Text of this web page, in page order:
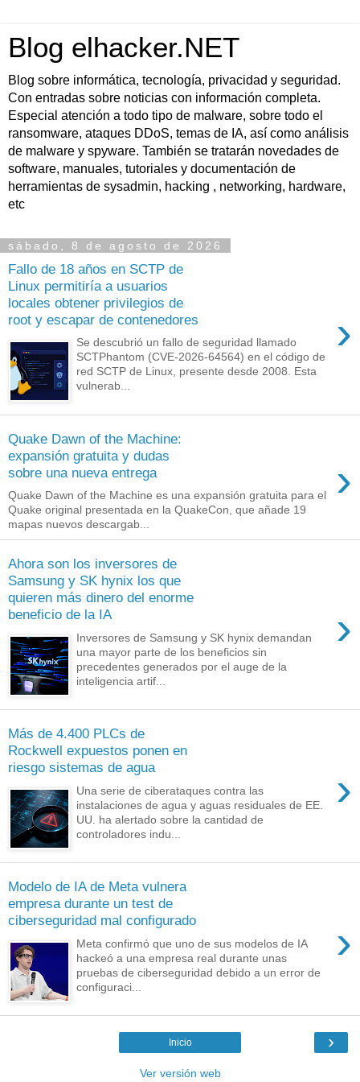
Blog elhacker.NET
Blog sobre informática, tecnología, privacidad y seguridad.
Con entradas sobre noticias con información completa.
Especial atención a todo tipo de malware, sobre todo el
ransomware, ataques DDoS, temas de IA, así como análisis
de malware y spyware. También se tratarán novedades de
software, manuales, tutoriales y documentación de
herramientas de sysadmin, hacking , networking, hardware,
etc
sábado, 8 de agosto de 2026
Fallo de 18 años en SCTP de
Linux permitiría a usuarios
locales obtener privilegios de
root y escapar de contenedores
›
Se descubrió un fallo de seguridad llamado
SCTPhantom (CVE-2026-64564) en el código de
red SCTP de Linux, presente desde 2008. Esta
vulnerab...
Quake Dawn of the Machine:
expansión gratuita y dudas
sobre una nueva entrega
›
Quake Dawn of the Machine es una expansión gratuita para el
Quake original presentada en la QuakeCon, que añade 19
mapas nuevos descargab...
Ahora son los inversores de
Samsung y SK hynix los que
quieren más dinero del enorme
beneficio de la IA
›
Inversores de Samsung y SK hynix demandan
una mayor parte de los beneficios sin
precedentes generados por el auge de la
inteligencia artif...
Más de 4.400 PLCs de
Rockwell expuestos ponen en
riesgo sistemas de agua
›
Una serie de ciberataques contra las
instalaciones de agua y aguas residuales de EE.
UU. ha alertado sobre la cantidad de
controladores indu...
Modelo de IA de Meta vulnera
empresa durante un test de
ciberseguridad mal configurado
›
Meta confirmó que uno de sus modelos de IA
hackeó a una empresa real durante unas
pruebas de ciberseguridad debido a un error de
configuraci...
›
Inicio
Ver versión web